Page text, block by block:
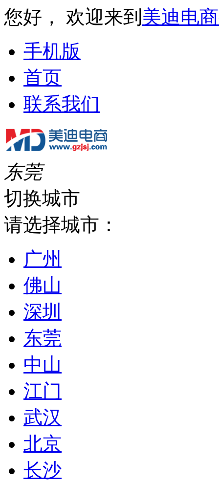
您好， 欢迎来到 美迪电
手机版
首页
联系我们
东莞
切换城市
请选择城市：
广州
佛山
深圳
东莞
中山
江门
武汉
北京
长沙